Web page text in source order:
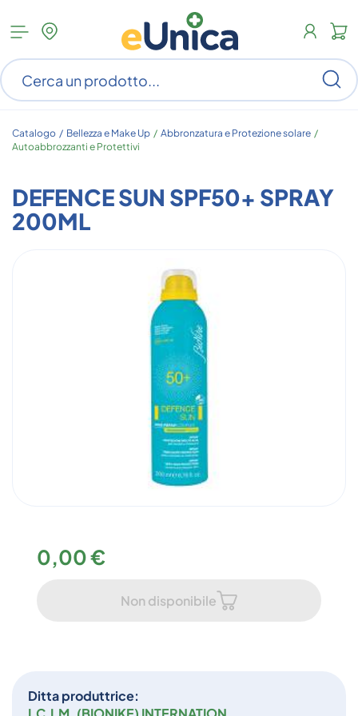
Apri
menu
categorie
Catalogo / Bellezza e Make Up / Abbronzatura e Protezione solare /
Autoabbrozzanti e Protettivi
DEFENCE SUN SPF50+ SPRAY
200ML
Ditta produttrice:
0,00 €
Non disponibile